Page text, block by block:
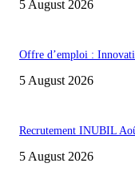
5 August 2026
Offre d’emploi :
5 August 2026
Recrutement INUBIL
5 August 2026